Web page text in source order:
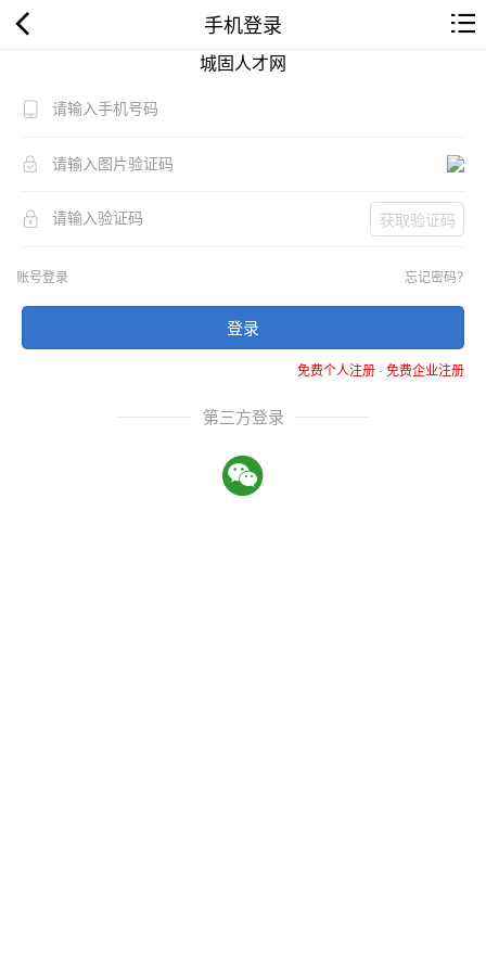
手机登录
城固人才网
获取验证码
账号登录 忘记密码？
登录
免费个人注册-免费企业注册
第三方登录